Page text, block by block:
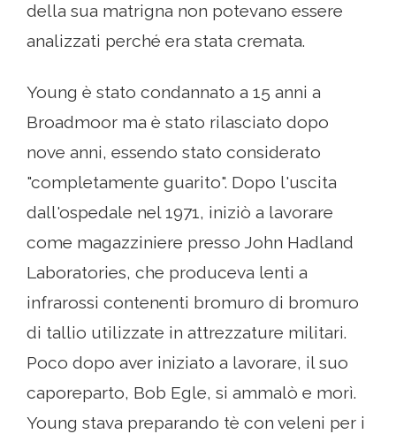
della sua matrigna non potevano essere
analizzati perché era stata cremata.
Young è stato condannato a 15 anni a
Broadmoor ma è stato rilasciato dopo
nove anni, essendo stato considerato
"completamente guarito". Dopo l'uscita
dall'ospedale nel 1971, iniziò a lavorare
come magazziniere presso John Hadland
Laboratories, che produceva lenti a
infrarossi contenenti bromuro di bromuro
di tallio utilizzate in attrezzature militari.
Poco dopo aver iniziato a lavorare, il suo
caporeparto, Bob Egle, si ammalò e morì.
Young stava preparando tè con veleni per i